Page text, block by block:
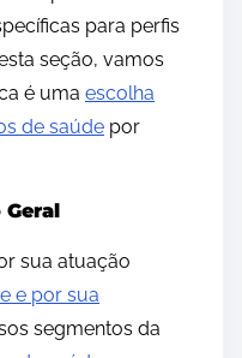
para perfis
seção, vamos
é uma escolha
de saúde por
sua atuação
e por sua
segmentos da